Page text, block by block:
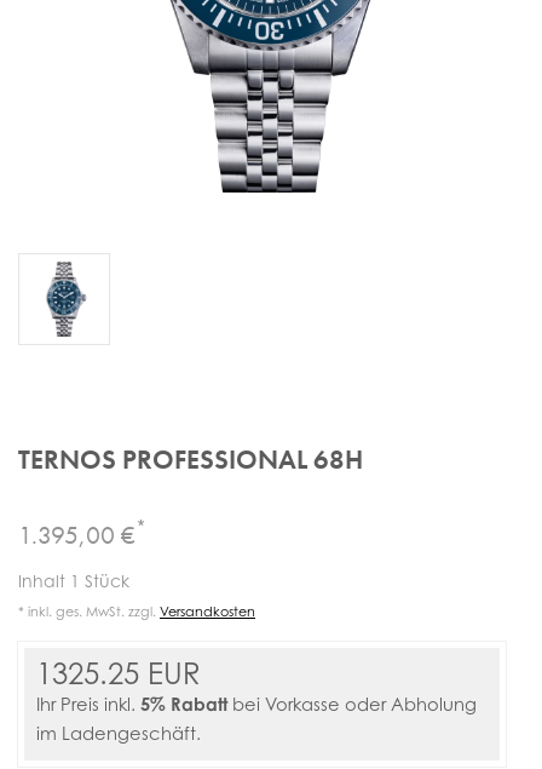
TERNOS PROFESSIONAL 68H
1.395,00 €*
Inhalt 1 Stück
* inkl. ges. MwSt. zzgl. Versandkosten
1325.25 EUR
Ihr Preis inkl. 5% Rabattbei Vorkasse oder Abholung
im Ladengeschäft.